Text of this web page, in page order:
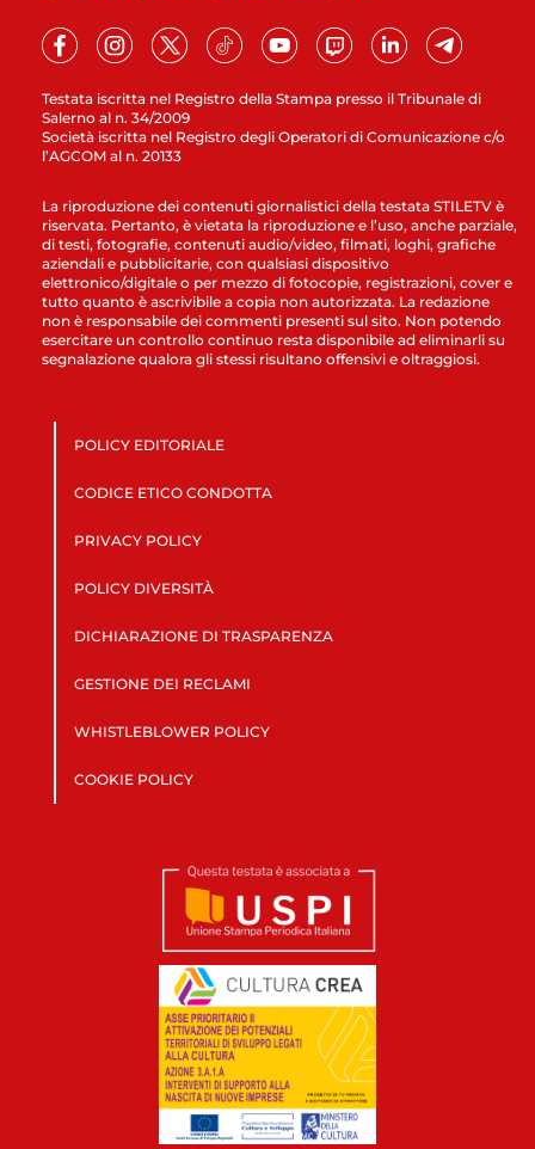
Testata iscritta nel Registro della Stampa presso il Tribunale di
Salerno al n. 34/2009
Società iscritta nel Registro degli Operatori di Comunicazione c/o
l’AGCOM al n. 20133
La riproduzione dei contenuti giornalistici della testata STILETV è
riservata. Pertanto, è vietata la riproduzione e l’uso, anche parziale,
di testi, fotografie, contenuti audio/video, filmati, loghi, grafiche
aziendali e pubblicitarie, con qualsiasi dispositivo
elettronico/digitale o per mezzo di fotocopie, registrazioni, cover e
tutto quanto è ascrivibile a copia non autorizzata. La redazione
non è responsabile dei commenti presenti sul sito. Non potendo
esercitare un controllo continuo resta disponibile ad eliminarli su
segnalazione qualora gli stessi risultano offensivi e oltraggiosi.
POLICY EDITORIALE
CODICE ETICO CONDOTTA
PRIVACY POLICY
POLICY DIVERSITÀ
DICHIARAZIONE DI TRASPARENZA
GESTIONE DEI RECLAMI
WHISTLEBLOWER POLICY
COOKIE POLICY